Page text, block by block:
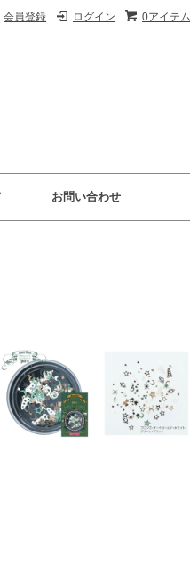
0アイテム
ログイン
会員登録
お問い合わせ